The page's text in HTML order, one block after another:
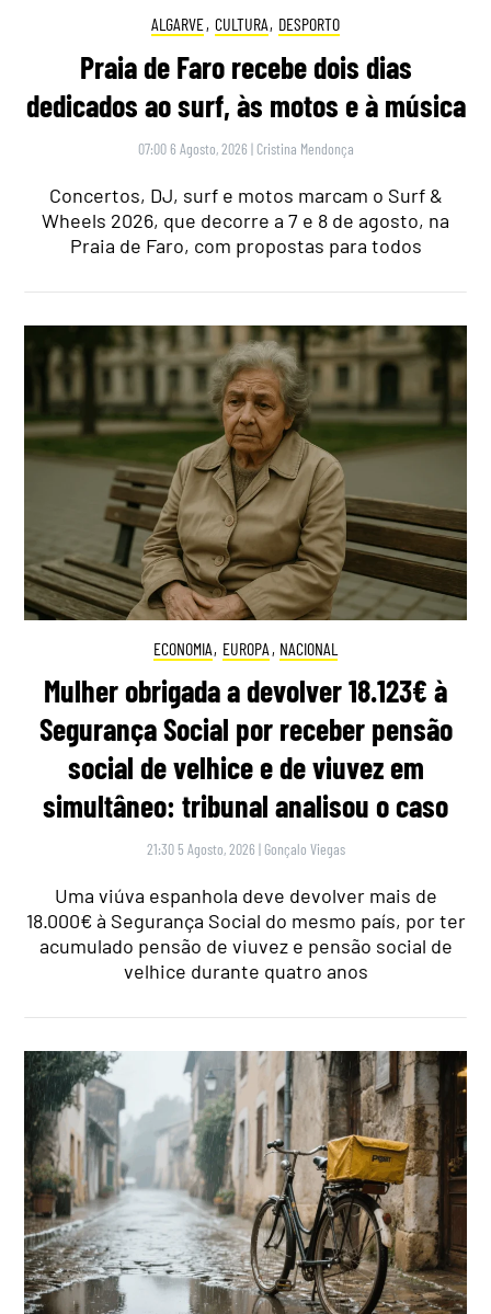
ALGARVE, CULTURA, DESPORTO
Praia de Faro recebe dois dias
dedicados ao surf, às motos e à música
07:00 6 Agosto, 2026 | Cristina Mendonça
Concertos, DJ, surf e motos marcam o Surf &
Wheels 2026, que decorre a 7 e 8 de agosto, na
Praia de Faro, com propostas para todos
ECONOMIA, EUROPA , NACIONAL
Mulher obrigada a devolver 18.123€ à
Segurança Social por receber pensão
social de velhice e de viuvez em
simultâneo: tribunal analisou o caso
21:30 5 Agosto, 2026 | Gonçalo Viegas
Uma viúva espanhola deve devolver mais de
18.000€ à Segurança Social do mesmo país, por ter
acumulado pensão de viuvez e pensão social de
velhice durante quatro anos